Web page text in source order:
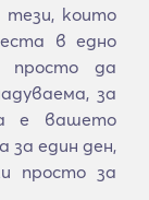
тези, които
в едно
просто да
за
е вашето
за един ден,
просто за